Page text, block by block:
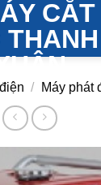
/ Máy phát